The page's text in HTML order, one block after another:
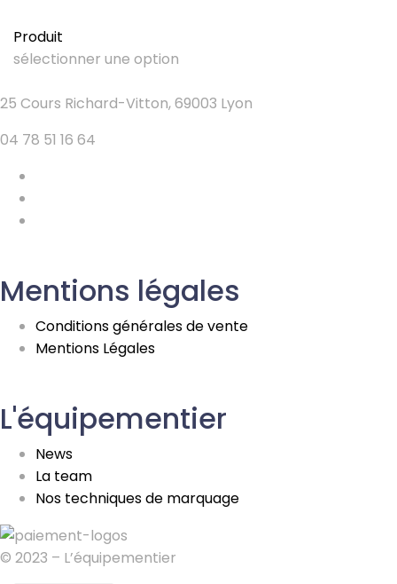
42,16 €
999,98 €
Produit
sélectionner une option
25 Cours Richard-Vitton, 69003 Lyon
04 78 51 16 64
Mentions légales
Conditions générales de vente
Mentions Légales
L'équipementier
News
La team
Nos techniques de marquage
© 2023 – L’équipementier